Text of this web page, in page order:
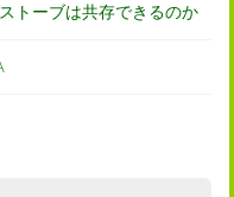
トーブは共存できるのか